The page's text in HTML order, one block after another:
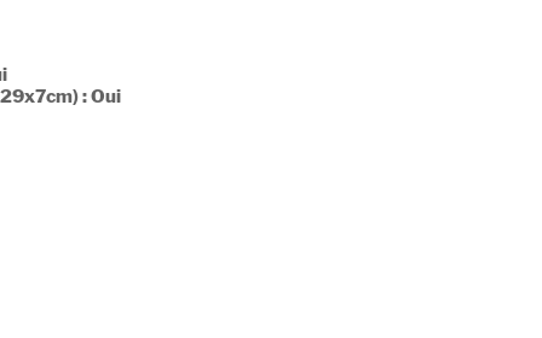
: Oui